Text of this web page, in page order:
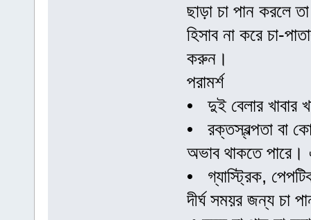
ছাড়া চা পান করলে
হিসাব না করে চা-
করুন।
পরামর্শ
• দুই বেলার খাবার
• রক্তস্বল্পতা বা
অভাব থাকতে পারে।
• গ্যাস্ট্রিক,
দীর্ঘ সময়র জন্য চা